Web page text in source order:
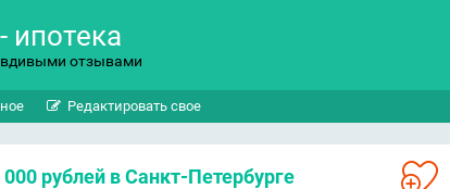
ипотека
отзывами
Редактировать свое
000 рублей в Санкт-Петербурге